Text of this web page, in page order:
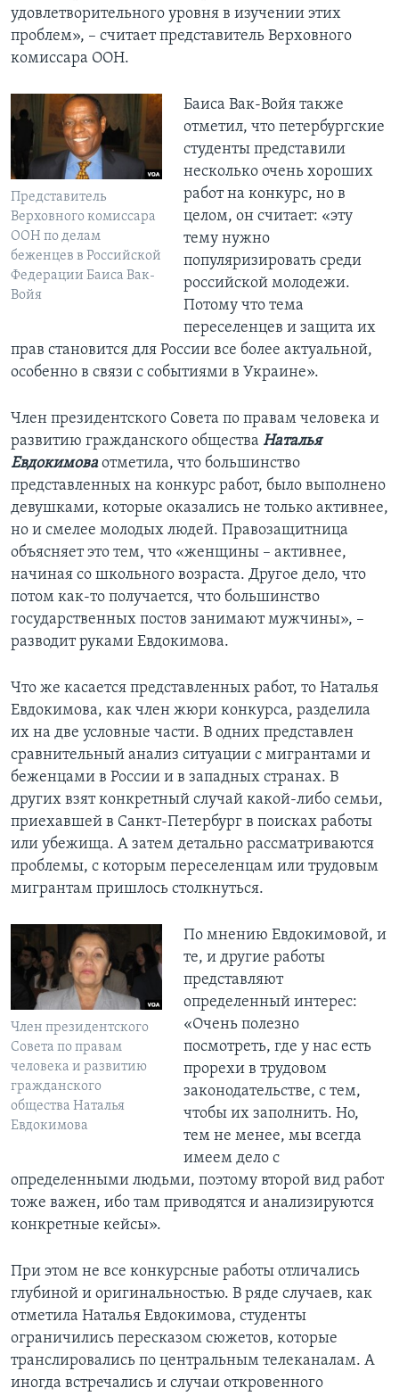
удовлетворительного уровня в изучении этих
проблем», – считает представитель Верховного
комиссара ООН.
Представитель
Верховного комиссара
ООН по делам
беженцев в Российской
Федерации Баиса Вак-
Войя
Баиса Вак-Войя также
отметил, что петербургские
студенты представили
несколько очень хороших
работ на конкурс, но в
целом, он считает: «эту
тему нужно
популяризировать среди
российской молодежи.
Потому что тема
переселенцев и защита их
прав становится для России все более актуальной,
особенно в связи с событиями в Украине».
Член президентского Совета по правам человека и
развитию гражданского общества Наталья
Евдокимоваотметила, что большинство
представленных на конкурс работ, было выполнено
девушками, которые оказались не только активнее,
но и смелее молодых людей. Правозащитница
объясняет это тем, что «женщины – активнее,
начиная со школьного возраста. Другое дело, что
потом как-то получается, что большинство
государственных постов занимают мужчины», –
разводит руками Евдокимова.
Что же касается представленных работ, то Наталья
Евдокимова, как член жюри конкурса, разделила
их на две условные части. В одних представлен
сравнительный анализ ситуации с мигрантами и
беженцами в России и в западных странах. В
других взят конкретный случай какой-либо семьи,
приехавшей в Санкт-Петербург в поисках работы
или убежища. А затем детально рассматриваются
проблемы, с которым переселенцам или трудовым
мигрантам пришлось столкнуться.
Член президентского
Совета по правам
человека и развитию
гражданского
общества Наталья
Евдокимова
По мнению Евдокимовой, и
те, и другие работы
представляют
определенный интерес:
«Очень полезно
посмотреть, где у нас есть
прорехи в трудовом
законодательстве, с тем,
чтобы их заполнить. Но,
тем не менее, мы всегда
имеем дело с
определенными людьми, поэтому второй вид работ
тоже важен, ибо там приводятся и анализируются
конкретные кейсы».
При этом не все конкурсные работы отличались
глубиной и оригинальностью. В ряде случаев, как
отметила Наталья Евдокимова, студенты
ограничились пересказом сюжетов, которые
транслировались по центральным телеканалам. А
иногда встречались и случаи откровенного